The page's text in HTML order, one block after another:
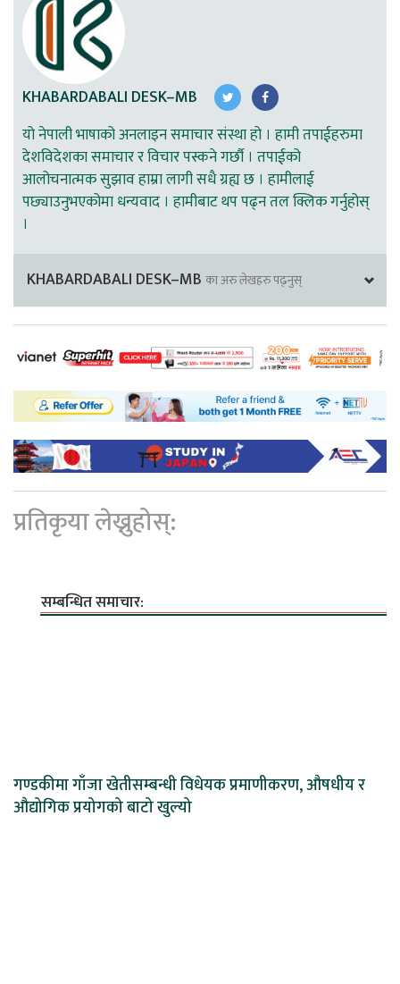
KHABARDABALI DESK–MB
यो नेपाली भाषाको अनलाइन समाचार संस्था हो । हामी तपाईहरुमा
देशविदेशका समाचार र विचार पस्कने गर्छौ । तपाईको
आलोचनात्मक सुझाव हाम्रा लागी सधै ग्रह्य छ । हामीलाई
पछ्याउनुभएकोमा धन्यवाद । हामीबाट थप पढ्न तल क्लिक गर्नुहोस्
।
KHABARDABALI DESK–MB का अरु लेखहरु पढ्नुस्
प्रतिकृया लेख्नुहोस्:
सम्बन्धित समाचार:
गण्डकीमा गाँजा खेतीसम्बन्धी विधेयक प्रमाणीकरण, औषधीय र
औद्योगिक प्रयोगको बाटो खुल्यो